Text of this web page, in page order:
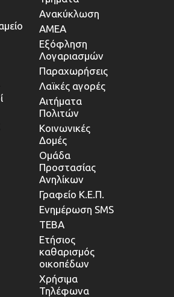
Ανακύκλωση
ΑΜΕΑ
Εξόφληση
Λογαριασμών
Παραχωρήσεις
Λαϊκές αγορές
Αιτήματα
Πολιτών
Κοινωνικές
Δομές
Ομάδα
Προστασίας
Ανηλίκων
Γραφείο Κ.Ε.Π.
Ενημέρωση SMS
ΤΕΒΑ
Ετήσιος
καθαρισμός
οικοπέδων
Χρήσιμα
Τηλέφωνα